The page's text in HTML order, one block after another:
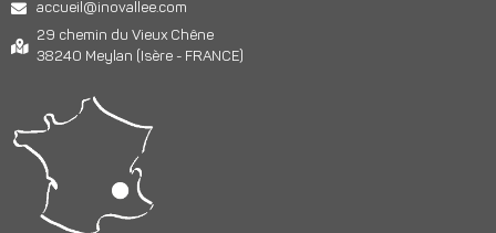
accueil@inovallee.com
29 chemin du Vieux Chêne
38240 Meylan (Isère - FRANCE)